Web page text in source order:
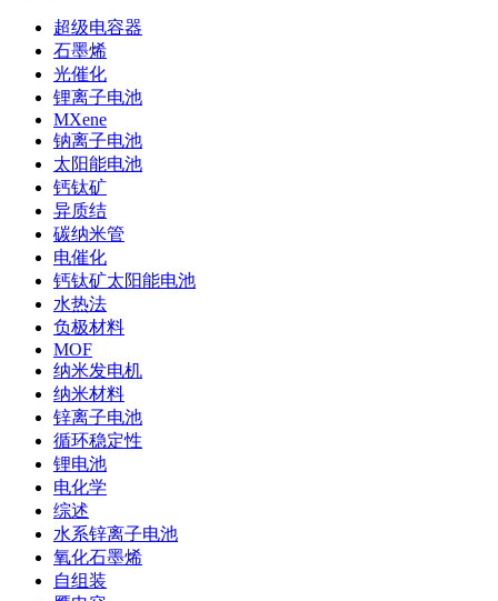
超级电容器
石墨烯
光催化
锂离子电池
MXene
钠离子电池
太阳能电池
钙钛矿
异质结
碳纳米管
电催化
钙钛矿太阳能电池
水热法
负极材料
MOF
纳米发电机
纳米材料
锌离子电池
循环稳定性
锂电池
电化学
综述
水系锌离子电池
氧化石墨烯
自组装